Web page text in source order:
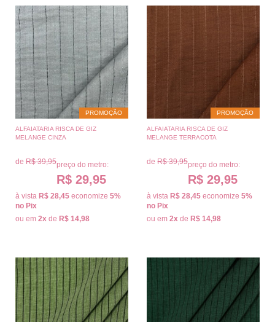
PROMOÇÃO
ALFAIATARIA RISCA DE GIZ
MELANGE CINZA
de R$ 39,95preço do metro:
R$ 29,95
à vista R$ 28,45 economize 5%
no Pix
ou em 2x de R$ 14,98
PROMOÇÃO
ALFAIATARIA RISCA DE GIZ
MELANGE TERRACOTA
de R$ 39,95preço do metro:
R$ 29,95
à vista R$ 28,45 economize 5%
no Pix
ou em 2x de R$ 14,98